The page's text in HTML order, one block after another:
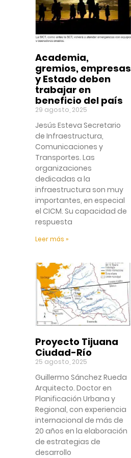
Academia,
gremios, empresas
y Estado deben
trabajar en
beneficio del país
29 agosto, 2025
Jesús Esteva Secretario
de Infraestructura,
Comunicaciones y
Transportes. Las
organizaciones
dedicadas a la
infraestructura son muy
importantes, en especial
el CICM. Su capacidad de
respuesta
Leer más »
Proyecto Tijuana
Ciudad-Río
25 agosto, 2025
Guillermo Sánchez Rueda
Arquitecto. Doctor en
Planificación Urbana y
Regional, con experiencia
internacional de más de
20 años en la elaboración
de estrategias de
desarrollo